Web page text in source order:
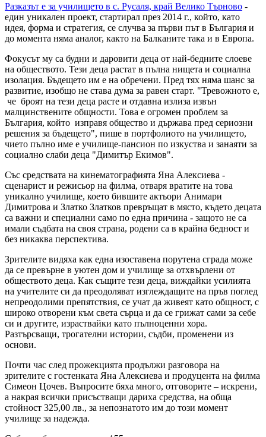
Разказът е за училището в с. Русаля, край Велико Търново -
един уникален проект, стартирал през 2014 г., който, като
идея, форма и стратегия, се случва за първи път в България и
до момента няма аналог, както на Балканите така и в Европа.
Фокусът му са будни и даровити деца от най-бедните слоеве
на обществото. Тези деца растат в пълна нищета и социална
изолация. Бъдещето им е на обречени. Пред тях няма шанс за
развитие, изобщо не става дума за равен старт. "Тревожното е,
че броят на тези деца расте и отдавна излиза извън
малцинствените общности. Това е огромен проблем за
България, който изправя общество и държава пред сериозни
решения за бъдещето", пише в портфолиото на училището,
чието пълно име е училище-пансион по изкуства и занаяти за
социално слаби деца "Димитър Екимов".
Със средствата на кинематографията Яна Алексиева -
сценарист и режисьор на филма, отваря вратите на това
уникално училище, което бившите актьори Анимари
Димитрова и Златко Златков превръщат в място, където децата
са важни и специални само по една причина - защото не са
имали съдбата на своя страна, родени са в крайна бедност и
без никаква перспектива.
Зрителите видяха как една изоставена порутена сграда може
да се превърне в уютен дом и училище за отхвърлени от
обществото деца. Как същите тези деца, виждайки усилията
на учителите си да преодоляват изглеждащите на пръв поглед
непреодолими препятствия, се учат да живеят като общност, с
широко отворени към света сърца и да се грижат сами за себе
си и другите, израствайки като пълноценни хора.
Разтърсващи, трогателни истории, съдби, променени из
основи.
Почти час след прожекцията продължи разговора на
зрителите с гостенката Яна Алексиева и продуцента на филма
Симеон Цочев. Въпросите бяха много, отговорите – искрени,
а накрая всички присъстващи дариха средства, на обща
стойност 325,00 лв., за непознатото им до този момент
училище за надежда.